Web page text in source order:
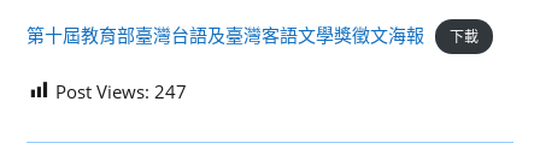
第十屆教育部臺灣台語及臺灣客語文學獎徵文海報 下載
Post Views: 247